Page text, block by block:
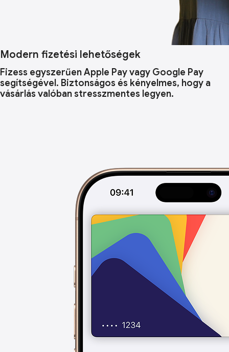
Modern fizetési lehetőségek
Fizess egyszerűen Apple Pay vagy Google Pay
segítségével. Biztonságos és kényelmes, hogy a
vásárlás valóban stresszmentes legyen.